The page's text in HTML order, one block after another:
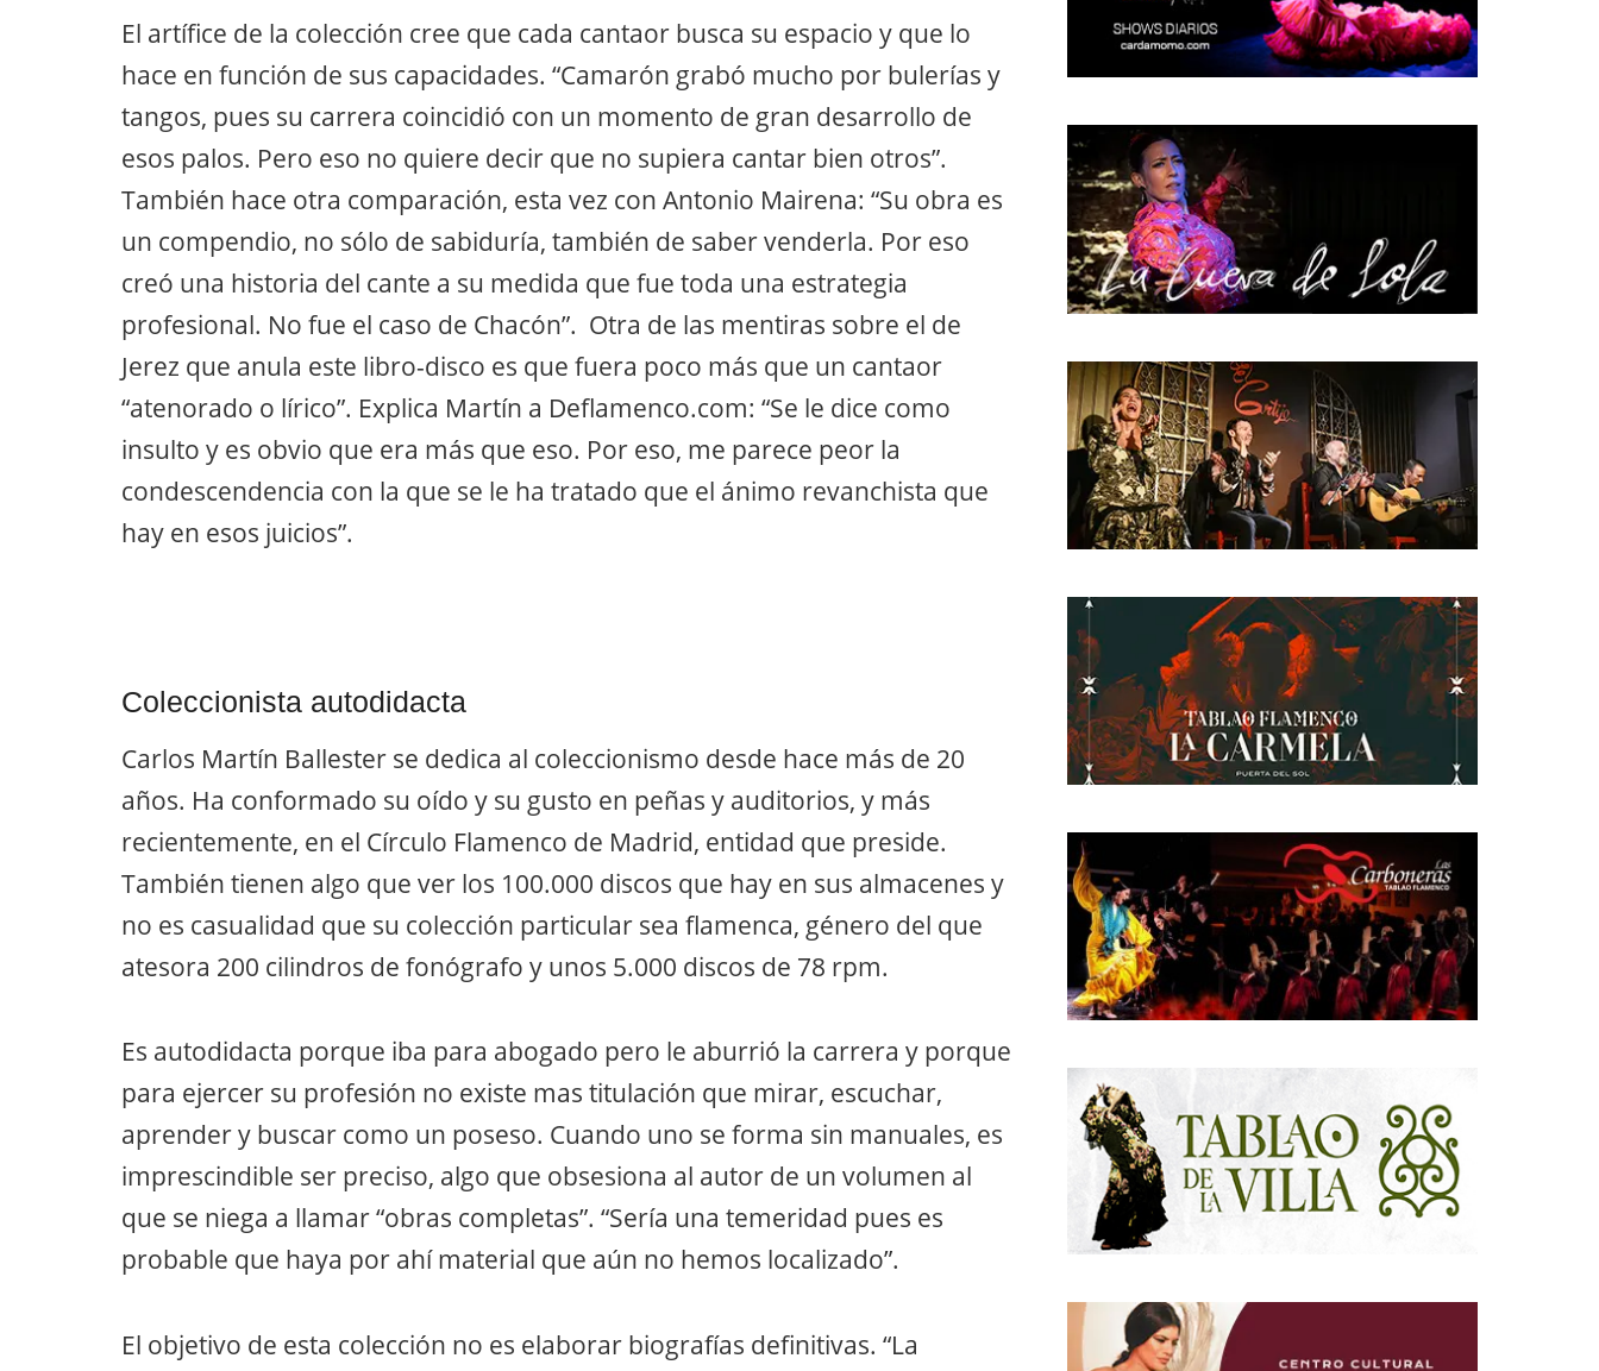
El artífice de la colección cree que cada cantaor busca su espacio y que lo
hace en función de sus capacidades. “Camarón grabó mucho por bulerías y
tangos, pues su carrera coincidió con un momento de gran desarrollo de
esos palos. Pero eso no quiere decir que no supiera cantar bien otros”.
También hace otra comparación, esta vez con Antonio Mairena: “Su obra es
un compendio, no sólo de sabiduría, también de saber venderla. Por eso
creó una historia del cante a su medida que fue toda una estrategia
profesional. No fue el caso de Chacón”. Otra de las mentiras sobre el de
Jerez que anula este libro-disco es que fuera poco más que un cantaor
“atenorado o lírico”. Explica Martín a Deflamenco.com: “Se le dice como
insulto y es obvio que era más que eso. Por eso, me parece peor la
condescendencia con la que se le ha tratado que el ánimo revanchista que
hay en esos juicios”.
Coleccionista autodidacta
Carlos Martín Ballester se dedica al coleccionismo desde hace más de 20
años. Ha conformado su oído y su gusto en peñas y auditorios, y más
recientemente, en el Círculo Flamenco de Madrid, entidad que preside.
También tienen algo que ver los 100.000 discos que hay en sus almacenes y
no es casualidad que su colección particular sea flamenca, género del que
atesora 200 cilindros de fonógrafo y unos 5.000 discos de 78 rpm.
Es autodidacta porque iba para abogado pero le aburrió la carrera y porque
para ejercer su profesión no existe mas titulación que mirar, escuchar,
aprender y buscar como un poseso. Cuando uno se forma sin manuales, es
imprescindible ser preciso, algo que obsesiona al autor de un volumen al
que se niega a llamar “obras completas”. “Sería una temeridad pues es
probable que haya por ahí material que aún no hemos localizado”.
El objetivo de esta colección no es elaborar biografías definitivas. “La